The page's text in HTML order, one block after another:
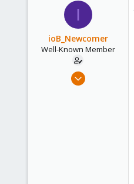
e
I
ioB_Newcomer
Well-Known Member
Jan 23, 2020